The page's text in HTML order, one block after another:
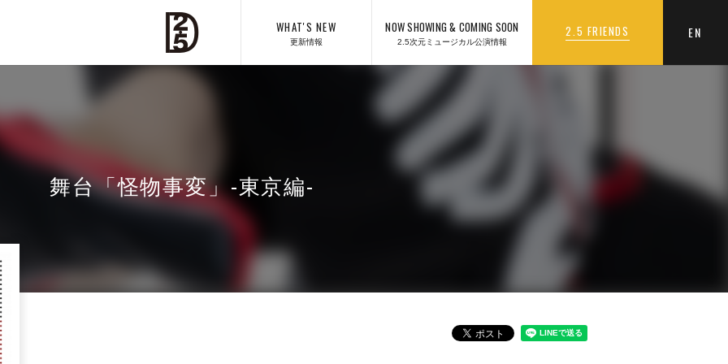
EN
WHAT'S NEW
更新情報
NOW SHOWING & COMING SOON
2.5次元ミュージカル公演情報
2.5 FRIENDS
舞台「怪物事変」-東京編-